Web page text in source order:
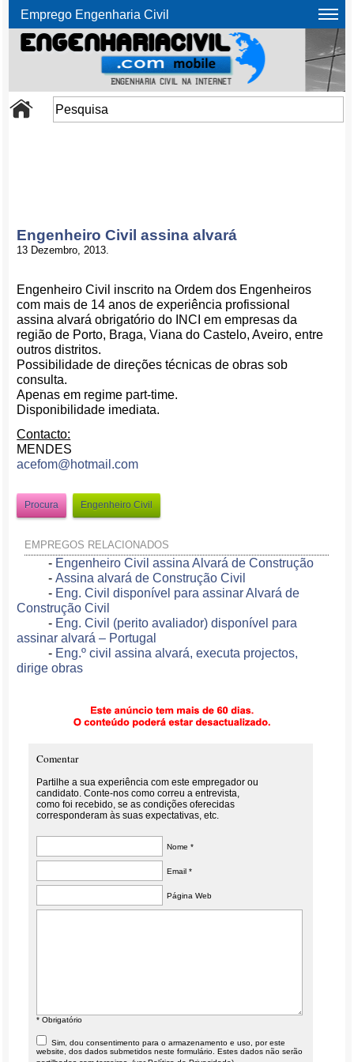
Emprego Engenharia Civil
Engenheiro Civil assina alvará
13 Dezembro, 2013.
Engenheiro Civil inscrito na Ordem dos Engenheiros
com mais de 14 anos de experiência profissional
assina alvará obrigatório do INCI em empresas da
região de Porto, Braga, Viana do Castelo, Aveiro, entre
outros distritos.
Possibilidade de direções técnicas de obras sob
consulta.
Apenas em regime part-time.
Disponibilidade imediata.
Contacto:
MENDES
acefom@hotmail.com
Procura Engenheiro Civil
EMPREGOS RELACIONADOS
- Engenheiro Civil assina Alvará de Construção
-Assina alvará de Construção Civil
- Eng. Civil disponível para assinar Alvará de
Construção Civil
- Eng. Civil (perito avaliador) disponível para
assinar alvará – Portugal
- Eng.º civil assina alvará, executa projectos,
dirige obras
Comentar
Partilhe a sua experiência com este empregador ou
candidato. Conte-nos como correu a entrevista,
como foi recebido, se as condições oferecidas
corresponderam às suas expectativas, etc.
Nome *
Email *
Página Web
* Obrigatório
Sim, dou consentimento para o armazenamento e uso, por este
website, dos dados submetidos neste formulário. Estes dados não serão